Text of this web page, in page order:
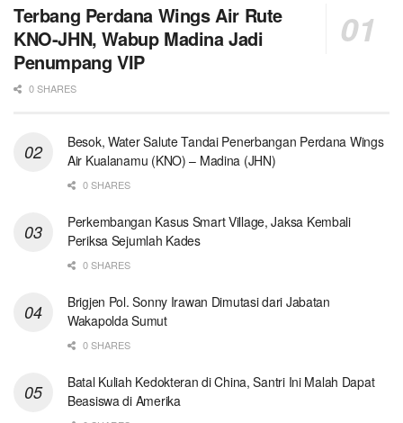
Terbang Perdana Wings Air Rute
KNO-JHN, Wabup Madina Jadi
Penumpang VIP
0 SHARES
Besok, Water Salute Tandai Penerbangan Perdana Wings
Air Kualanamu (KNO) – Madina (JHN)
0 SHARES
Perkembangan Kasus Smart Village, Jaksa Kembali
Periksa Sejumlah Kades
0 SHARES
Brigjen Pol. Sonny Irawan Dimutasi dari Jabatan
Wakapolda Sumut
0 SHARES
Batal Kuliah Kedokteran di China, Santri Ini Malah Dapat
Beasiswa di Amerika